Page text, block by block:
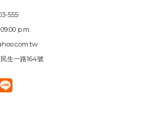
555
p.m.
生一路164號